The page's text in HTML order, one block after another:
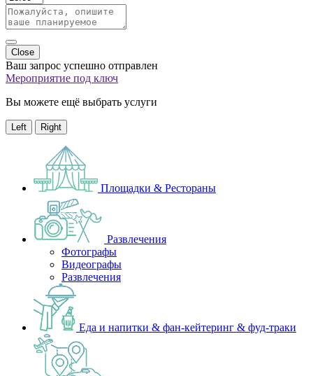
Close
Ваш запрос успешно отправлен
Мероприятие под ключ
Вы можете ещё выбрать услуги
Left Right
Площадки & Рестораны
Развлечения
Фотографы
Видеографы
Развлечения
Еда и напитки & фан-кейтеринг & фуд-траки